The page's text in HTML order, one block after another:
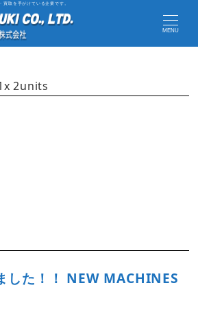
取を手がけている企業です。
MENU
2units
した！！ NEW MACHINES